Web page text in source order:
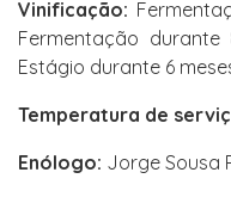
Vinificação:
Fermentação
Estágio durante 6
Temperatura de
Enólogo: Jorge Sousa